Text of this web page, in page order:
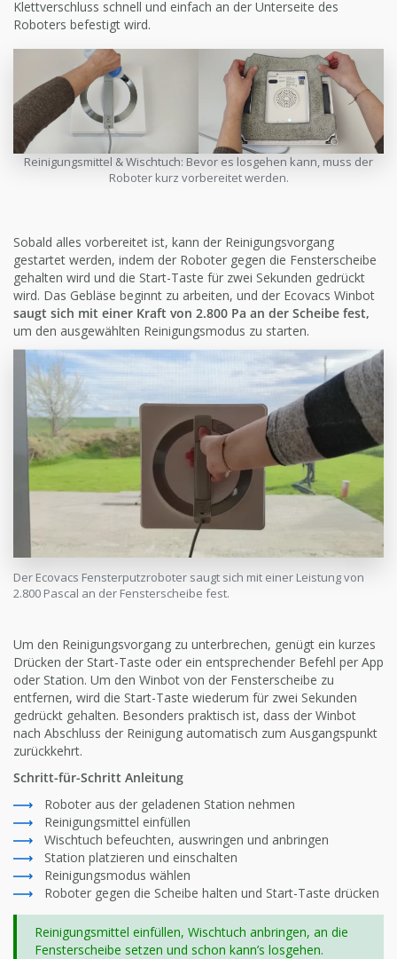
Klettverschluss schnell und einfach an der Unterseite des
Roboters befestigt wird.
Reinigungsmittel & Wischtuch: Bevor es losgehen kann, muss der
Roboter kurz vorbereitet werden.
Sobald alles vorbereitet ist, kann der Reinigungsvorgang
gestartet werden, indem der Roboter gegen die Fensterscheibe
gehalten wird und die Start-Taste für zwei Sekunden gedrückt
wird. Das Gebläse beginnt zu arbeiten, und der Ecovacs Winbot
saugt sich mit einer Kraft von 2.800 Pa an der Scheibe fest,
um den ausgewählten Reinigungsmodus zu starten.
Der Ecovacs Fensterputzroboter saugt sich mit einer Leistung von
2.800 Pascal an der Fensterscheibe fest.
Um den Reinigungsvorgang zu unterbrechen, genügt ein kurzes
Drücken der Start-Taste oder ein entsprechender Befehl per App
oder Station. Um den Winbot von der Fensterscheibe zu
entfernen, wird die Start-Taste wiederum für zwei Sekunden
gedrückt gehalten. Besonders praktisch ist, dass der Winbot
nach Abschluss der Reinigung automatisch zum Ausgangspunkt
zurückkehrt.
Schritt-für-Schritt Anleitung
Roboter aus der geladenen Station nehmen
Reinigungsmittel einfüllen
Wischtuch befeuchten, auswringen und anbringen
Station platzieren und einschalten
Reinigungsmodus wählen
Roboter gegen die Scheibe halten und Start-Taste drücken
Reinigungsmittel einfüllen, Wischtuch anbringen, an die
Fensterscheibe setzen und schon kann’s losgehen.